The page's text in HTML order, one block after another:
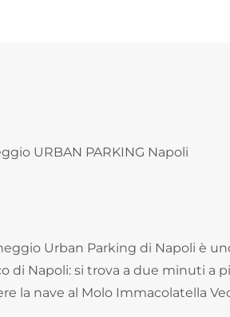
URBAN PARKING Napoli
Urban Parking di Napoli è
di Napoli: si trova a due minuti a
la nave al Molo Immacolatella